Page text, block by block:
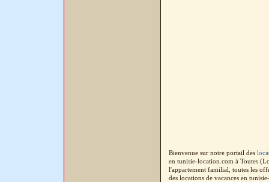
Bienvenue sur notre portail des
en tunisie-location.com à Toutes
l'appartement familial, toutes les
des locations de vacances en